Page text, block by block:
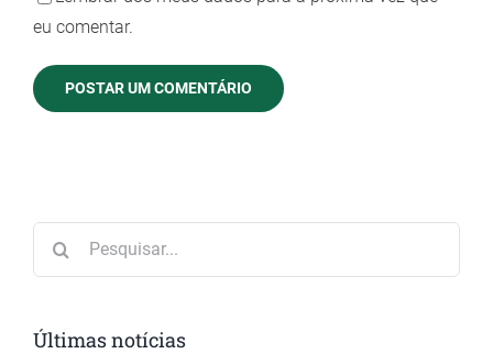
eu comentar.
Últimas notícias